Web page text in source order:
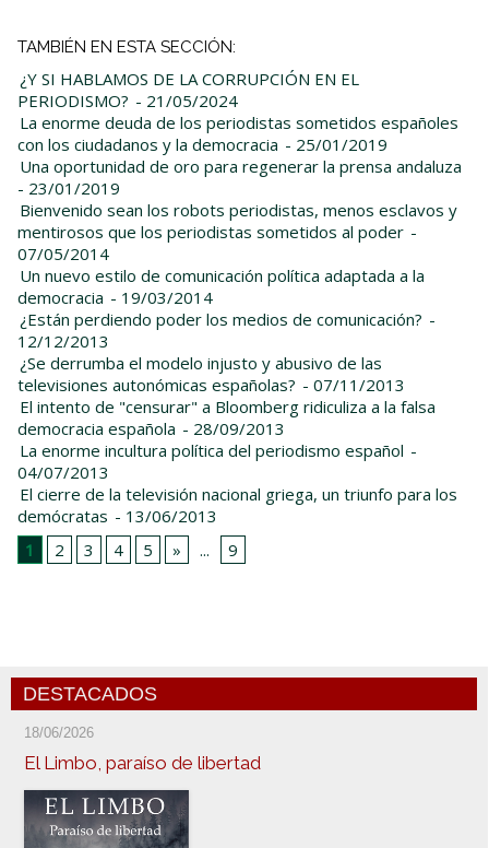
TAMBIÉN EN ESTA SECCIÓN:
¿Y SI HABLAMOS DE LA CORRUPCIÓN EN EL
PERIODISMO? - 21/05/2024
La enorme deuda de los periodistas sometidos españoles
con los ciudadanos y la democracia - 25/01/2019
Una oportunidad de oro para regenerar la prensa andaluza
- 23/01/2019
Bienvenido sean los robots periodistas, menos esclavos y
mentirosos que los periodistas sometidos al poder -
07/05/2014
Un nuevo estilo de comunicación política adaptada a la
democracia - 19/03/2014
¿Están perdiendo poder los medios de comunicación? -
12/12/2013
¿Se derrumba el modelo injusto y abusivo de las
televisiones autonómicas españolas? - 07/11/2013
El intento de "censurar" a Bloomberg ridiculiza a la falsa
democracia española - 28/09/2013
La enorme incultura política del periodismo español -
04/07/2013
El cierre de la televisión nacional griega, un triunfo para los
demócratas - 13/06/2013
1
2 3 4 5 » ... 9
DESTACADOS
18/06/2026
El Limbo, paraíso de libertad